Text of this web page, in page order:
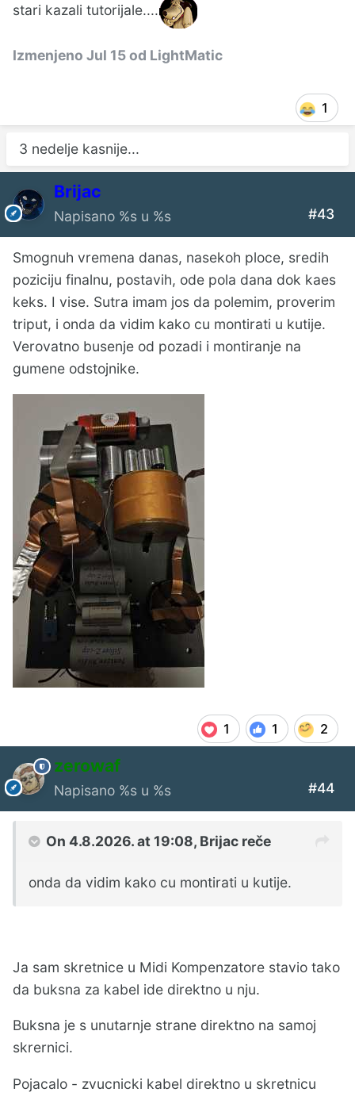
stari kazali tutorijale....
Izmenjeno Jul 15od LightMatic
1
3 nedelje kasnije...
Brijac
Napisano %s u %s #43
Smognuh vremena danas, nasekoh ploce, sredih
poziciju finalnu, postavih, ode pola dana dok kaes
keks. I vise. Sutra imam jos da polemim, proverim
triput, i onda da vidim kako cu montirati u kutije.
Verovatno busenje od pozadi i montiranje na
gumene odstojnike.
1 1 2
zerowaf
Napisano %s u %s #44
On 4.8.2026. at 19:08, Brijac reče
onda da vidim kako cu montirati u kutije.
Ja sam skretnice u Midi Kompenzatore stavio tako
da buksna za kabel ide direktno u nju.
Buksna je s unutarnje strane direktno na samoj
skrernici.
Pojacalo - zvucnicki kabel direktno u skretnicu